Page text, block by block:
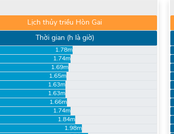
Lịch thủy triều Hòn Gai
Thời gian (h là giờ)
1.78m
1.74m
1.69m
1.65m
1.63m
1.63m
1.66m
1.74m
1.84m
1.98m